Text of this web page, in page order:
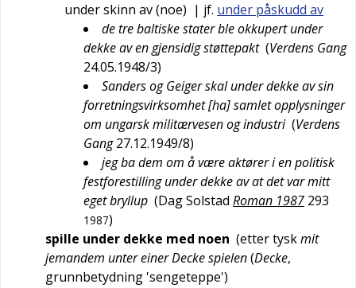
under skinn av (noe) | jf. under påskudd av
de tre baltiske stater ble okkupert under
dekke av en gjensidig støttepakt (Verdens Gang
24.05.1948/3)
Sanders og Geiger skal under dekke av sin
forretningsvirksomhet [ha] samlet opplysninger
om ungarsk militærvesen og industri (Verdens
Gang 27.12.1949/8)
jeg ba dem om å være aktører i en politisk
festforestilling under dekke av at det var mitt
eget bryllup (Dag Solstad Roman 1987 293
1987)
spille under dekke med noen (ettertyskmit
jemandem unter einer Decke spielen(Decke,
grunnbetydning 'sengeteppe')